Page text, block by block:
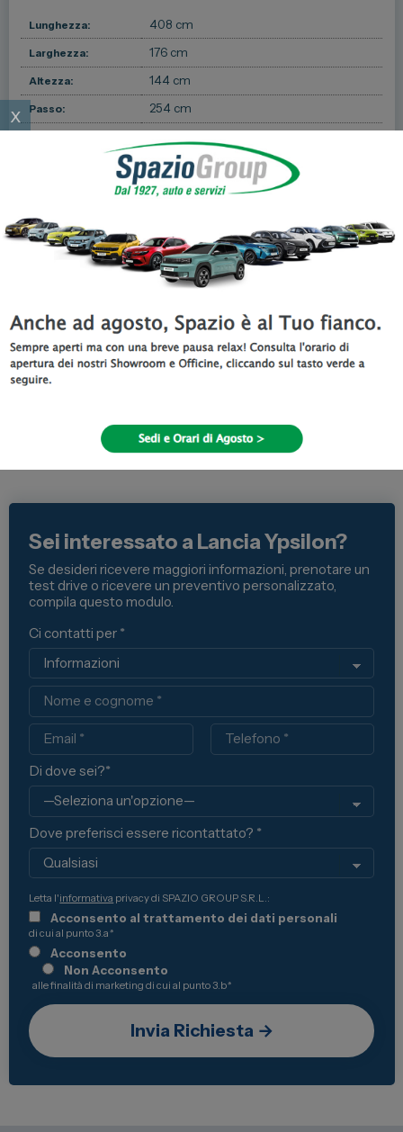
Lunghezza: 408 cm
Larghezza: 176 cm
Altezza: 144 cm
Passo: 254 cm
309/1118 litri
5
Massa a pieno
carico:
-1 kg
Peso a vuoto: -1 kg
Pneumatici
Posteriori:
205/45 R17
Sei interessato a Lancia Ypsilon?
Se desideri ricevere maggiori informazioni, prenotare un
test drive o ricevere un preventivo personalizzato,
compila questo modulo.
Ci contatti per *
Nome
Email Telefono
Di dove sei?*
Dove preferisci essere ricontattato? *
Letta l'informativa privacy di SPAZIO GROUP S.R.L.:
Acconsento al trattamento dei dati personali
di cui al punto 3.a*
Acconsento
Non Acconsento
alle finalità di marketing di cui al punto 3.b*
x